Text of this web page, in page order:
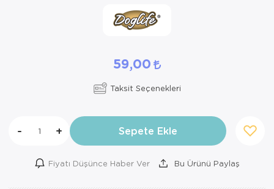
59,00
Taksit Seçenekleri
- + Sepete Ekle
Fiyatı Düşünce Haber Ver Bu Ürünü Paylaş